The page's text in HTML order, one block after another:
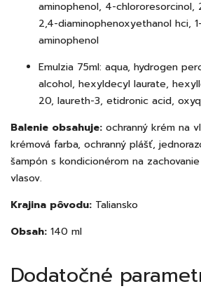
aminophenol, 4-chlororesorcinol,
2,4-diaminophenoxyethanol hci,
aminophenol
Emulzia 75ml: aqua, hydrogen
alcohol, hexyldecyl laurate,
20, laureth-3, etidronic acid,
Balenie obsahuje: ochranný krém na
krémová farba, ochranný plášť,
šampón s kondicionérom na
vlasov.
Krajina pôvodu: Taliansko
Obsah: 140 ml
Dodatočné